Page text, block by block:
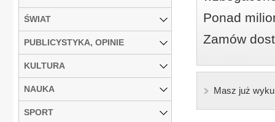
Ponad
Zamów
Masz już
ŚWIAT
PUBLICYSTYKA, OPINIE
KULTURA
NAUKA
SPORT